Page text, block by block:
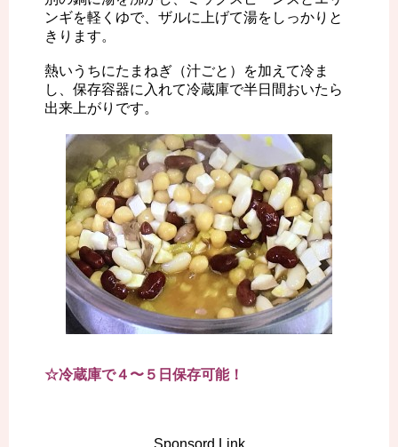
ンギを軽くゆで、ザルに上げて湯をしっかりと
きります。
熱いうちにたまねぎ（汁ごと）を加えて冷ま
し、保存容器に入れて冷蔵庫で半日間おいたら
出来上がりです。
☆冷蔵庫で４〜５日保存可能！